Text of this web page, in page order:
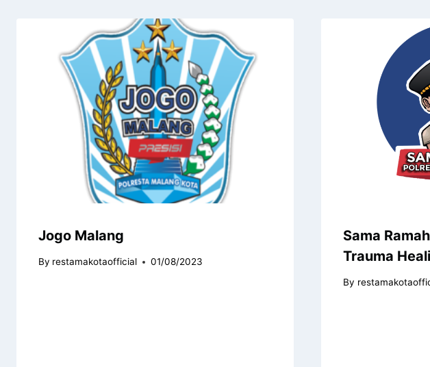
Jogo Malang
By restamakotaofficial 01/08/2023
Sama
Trauma
By